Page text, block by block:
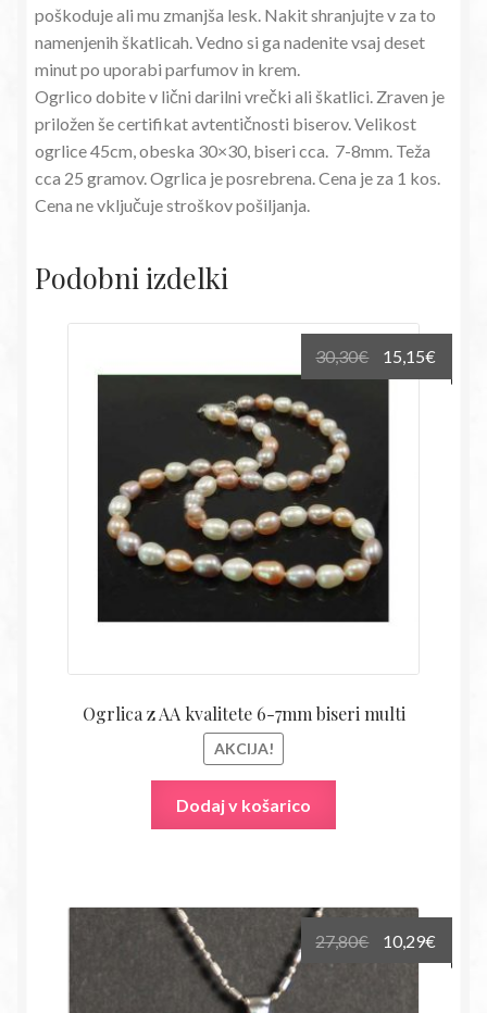
poškoduje ali mu zmanjša lesk. Nakit shranjujte v za to
namenjenih škatlicah. Vedno si ga nadenite vsaj deset
minut po uporabi parfumov in krem.
Ogrlico dobite v lični darilni vrečki ali škatlici. Zraven je
priložen še certifikat avtentičnosti biserov. Velikost
ogrlice 45cm, obeska 30×30, biseri cca. 7-8mm. Teža
cca 25 gramov. Ogrlica je posrebrena. Cena je za 1 kos.
Cena ne vključuje stroškov pošiljanja.
Podobni izdelki
Ogrlica z AA kvalitete 6-7mm biseri multi
AKCIJA!
30,30€
Izvirna
cena
15,15€
cena
Dodaj v košarico
27,80€
Izvirna
10,29€
cena